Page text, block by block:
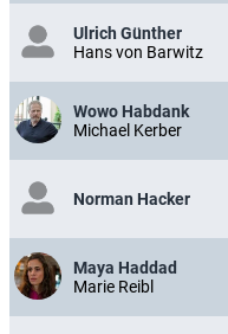
Ulrich Günther
Hans von Barwitz
Wowo Habdank
Michael Kerber
Norman Hacker
Maya Haddad
Marie Reibl